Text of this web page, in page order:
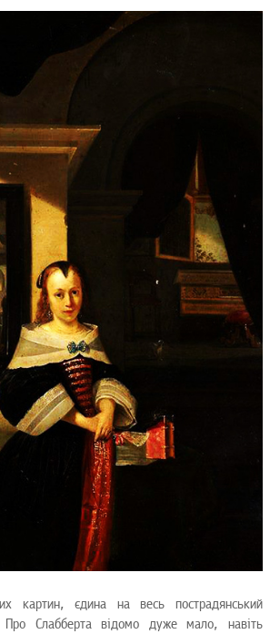
картин, єдина на весь пострадянський
Про Слабберта відомо дуже мало, навіть